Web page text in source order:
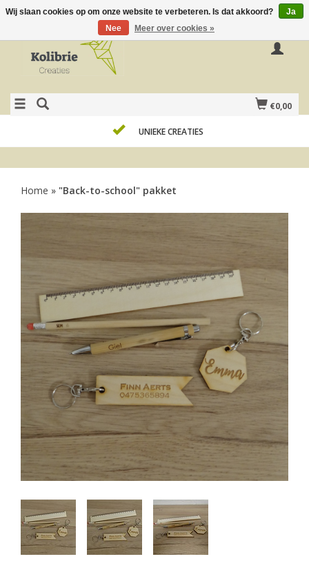
€0,00
UNIEKE CREATIES
Home » "Back-to-school" pakket
Wij slaan cookies op om onze website te verbeteren. Is dat akkoord?
Ja
Nee
Meer over cookies »